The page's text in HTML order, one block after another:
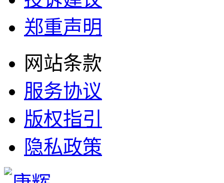
郑重声明
网站条款
服务协议
版权指引
隐私政策